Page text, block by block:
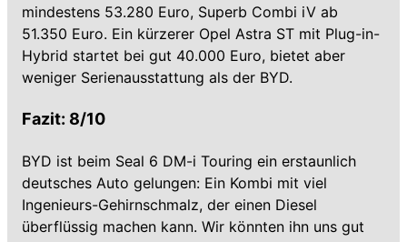
mindestens 53.280 Euro, Superb Combi iV ab
51.350 Euro. Ein kürzerer Opel Astra ST mit Plug-in-
Hybrid startet bei gut 40.000 Euro, bietet aber
weniger Serienausstattung als der BYD.
Fazit: 8/10
BYD ist beim Seal 6 DM-i Touring ein erstaunlich
deutsches Auto gelungen: Ein Kombi mit viel
Ingenieurs-Gehirnschmalz, der einen Diesel
überflüssig machen kann. Wir könnten ihn uns gut